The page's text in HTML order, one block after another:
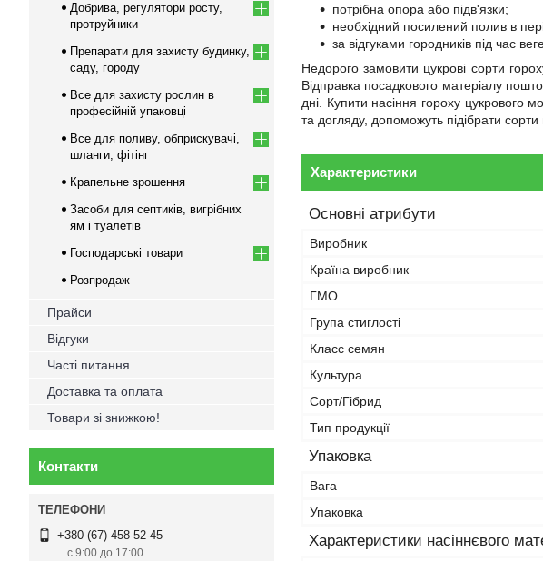
потрібна опора або підв'язки;
необхідний посилений полив в
за відгуками городників під час
Недорого замовити цукрові сорти
Відправка посадкового матеріалу
дні. Купити насіння гороху
та догляду, допоможуть підібрати
Характеристики
Основні атрибути
Виробник
Країна виробник
ГМО
Група стиглості
Класс семян
Культура
Сорт/Гібрид
Тип продукції
Упаковка
Вага
Упаковка
Характеристики насіннєвого
Добрива, регулятори росту,
протруйники
Препарати для захисту будинку,
саду, городу
Все для захисту рослин в
професійній упаковці
Все для поливу, обприскувачі,
шланги, фітінг
Крапельне зрошення
Засоби для септиків, вигрібних
ям і туалетів
Господарські товари
Розпродаж
Прайси
Відгуки
Часті питання
Доставка та оплата
Товари зі знижкою!
Контакти
+380 (67) 458-52-45
с 9:00 до 17:00